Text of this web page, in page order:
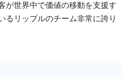
が世界中で価値の移動を支援す
るリップルのチーム非常に誇り